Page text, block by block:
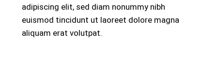
adipiscing elit, sed diam nonummy nibh
euismod tincidunt ut laoreet dolore magna
aliquam erat volutpat.